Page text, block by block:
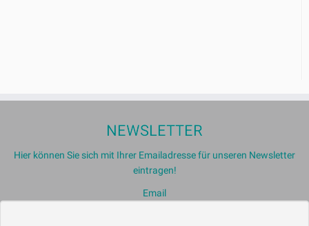
NEWSLETTER
Hier können Sie sich mit Ihrer Emailadresse für unseren Newsletter
eintragen!
Email